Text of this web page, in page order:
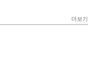
더보기